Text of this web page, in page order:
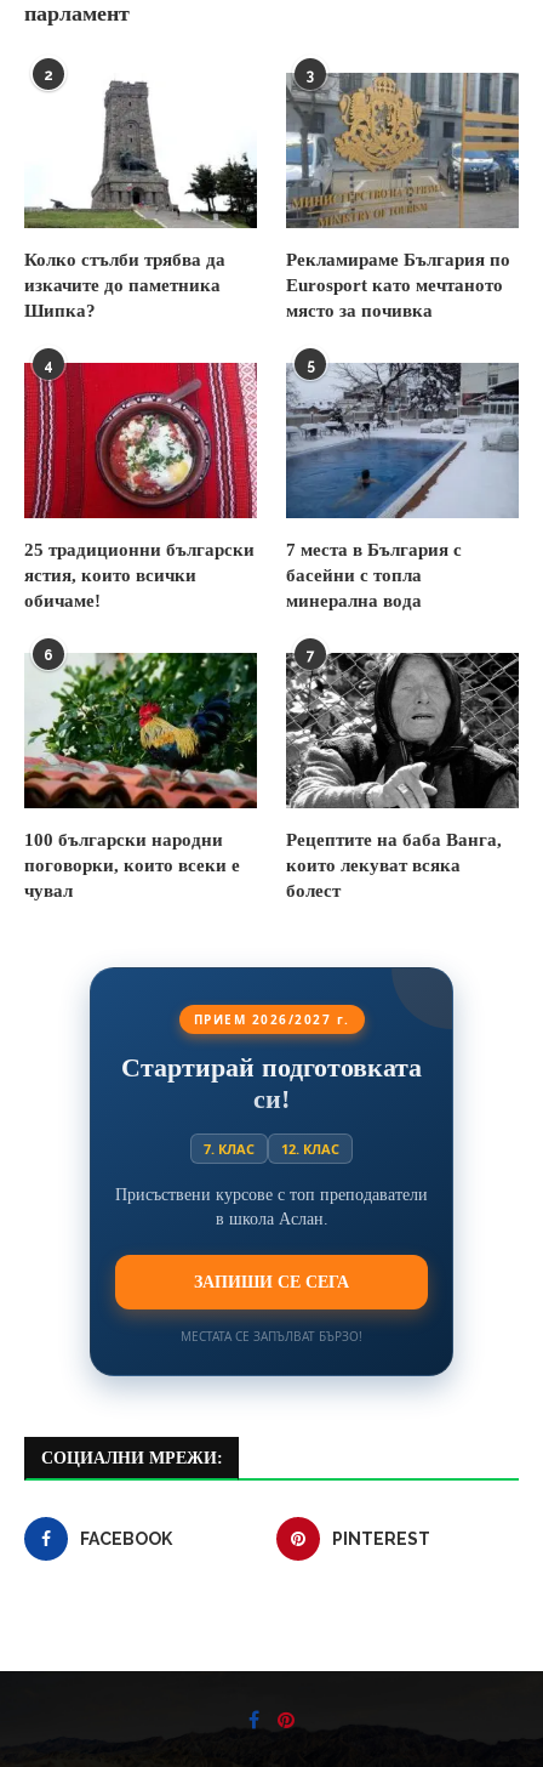
парламент
2
Колко стълби трябва да
изкачите до паметника
Шипка?
3
Рекламираме България по
Eurosport като мечтаното
място за почивка
4
25 традиционни български
ястия, които всички
обичаме!
5
7 места в България с
басейни с топла
минерална вода
6
100 български народни
поговорки, които всеки е
чувал
7
Рецептите на баба Ванга,
които лекуват всяка
болест
ПРИЕМ 2026/2027 г.
Стартирай подготовката
си!
7. КЛАС 12. КЛАС
Присъствени курсове с топ преподаватели
в школа Аслан.
ЗАПИШИ СЕ СЕГА
МЕСТАТА СЕ ЗАПЪЛВАТ БЪРЗО!
СОЦИАЛНИ МРЕЖИ:
FACEBOOK PINTEREST